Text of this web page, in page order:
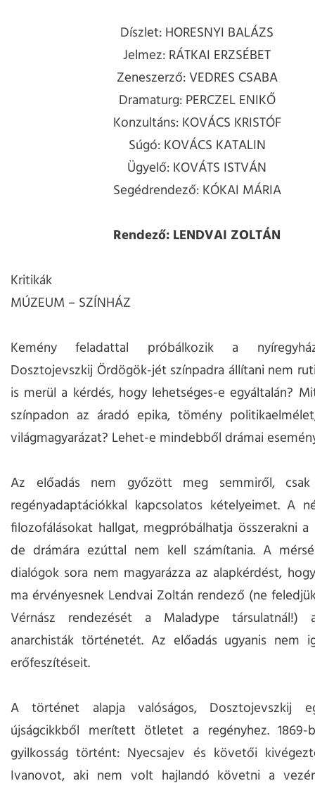
Díszlet: HORESNYI BALÁZS
Jelmez: RÁTKAI ERZSÉBET
Zeneszerző: VEDRES CSABA
Dramaturg: PERCZEL ENIKŐ
Konzultáns: KOVÁCS KRISTÓF
Súgó: KOVÁCS KATALIN
Ügyelő: KOVÁTS ISTVÁN
Segédrendező: KÓKAI MÁRIA
Rendező: LENDVAI ZOLTÁN
Kritikák
MÚZEUM – SZÍNHÁZ
Kemény feladattal próbálkozik a
Dosztojevszkij Ördögök-jét színpadra állítani nem
is merül a kérdés, hogy lehetséges-e egyáltalán?
színpadon az áradó epika, tömény
világmagyarázat? Lehet-e mindebből drámai
Az előadás nem győzött meg semmiről,
regényadaptációkkal kapcsolatos kételyeimet. A
filozofálásokat hallgat, megpróbálhatja összerakni
de drámára ezúttal nem kell számítania. A
dialógok sora nem magyarázza az alapkérdést,
ma érvényesnek Lendvai Zoltán rendező (ne
Vérnász rendezését a Maladype társulatnál!)
anarchisták történetét. Az előadás ugyanis nem
erőfeszítéseit.
A történet alapja valóságos, Dosztojevszkij
újságcikkből merített ötletet a regényhez. 1869-
gyilkosság történt: Nyecsajev és követői
Ivanovot, aki nem volt hajlandó követni a